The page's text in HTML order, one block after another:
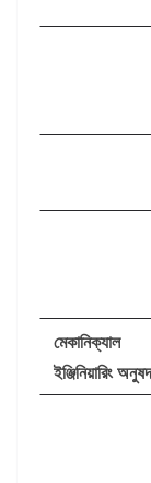
মেকানিক্যাল
ইঞ্জিনিয়ারিং অনুষদ